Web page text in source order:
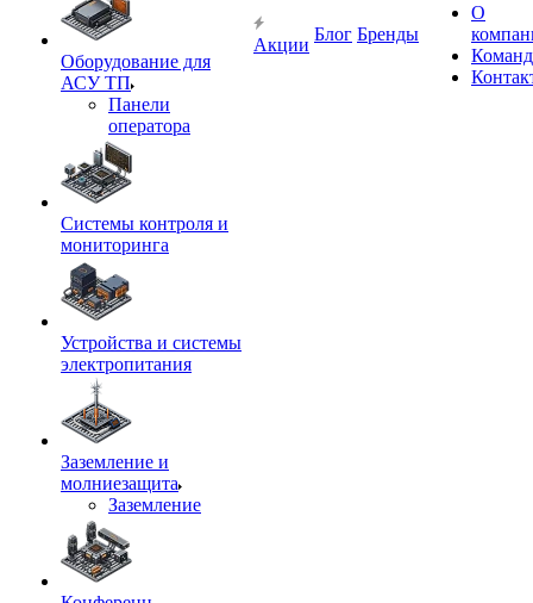
Оборудование для
АСУ ТП
Панели
оператора
Системы контроля и
мониторинга
Устройства и системы
электропитания
Заземление и
молниезащита
Заземление
Акции
Блог Бренды
О